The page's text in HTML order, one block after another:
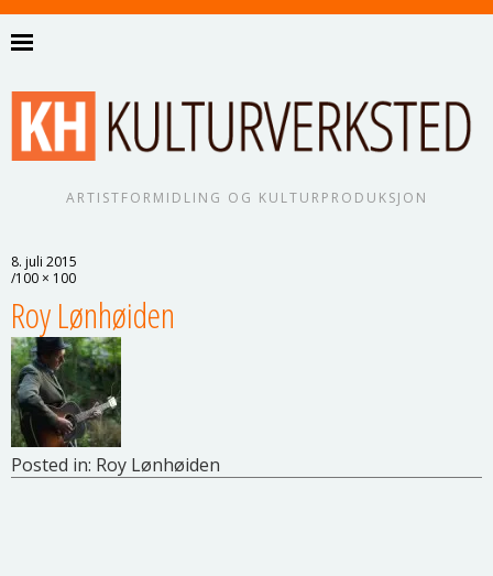
ARTISTFORMIDLING OG KULTURPRODUKSJON
8. juli 2015
100 × 100
Roy Lønhøiden
Posted in: Roy Lønhøiden